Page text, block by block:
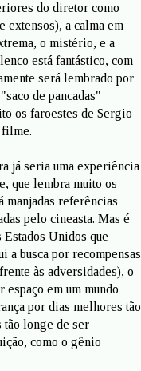
do diretor como
extensos), a calma em
o mistério, e a
está fantástico, com
será lembrado por
de pancadas"
os faroestes de Sergio
filme.
já seria uma experiência
que lembra muito os
manjadas referências
pelo cineasta. Mas é
Unidos que
a busca por recompensas
às adversidades), o
espaço em um mundo
por dias melhores tão
tão longe de ser
como o gênio